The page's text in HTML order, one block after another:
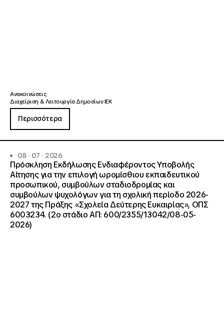
Ανακοινώσεις
Διαχείριση & Λειτουργία Δημοσίων ΙΕΚ
Περισσότερα
08 · 07 · 2026
Πρόσκληση Εκδήλωσης Ενδιαφέροντος Υποβολής
Αίτησης για την επιλογή ωρομίσθιου εκπαιδευτικού
προσωπικού, συμβούλων σταδιοδρομίας και
συμβούλων ψυχολόγων για τη σχολική περίοδο 2026-
2027 της Πράξης «Σχολεία Δεύτερης Ευκαιρίας», ΟΠΣ
6003234. (2ο στάδιο ΑΠ: 600/2355/13042/08-05-
2026)